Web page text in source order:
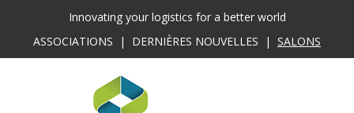
Innovating your logistics for a better world
ASSOCIATIONS | DERNIÈRES NOUVELLES | SALONS